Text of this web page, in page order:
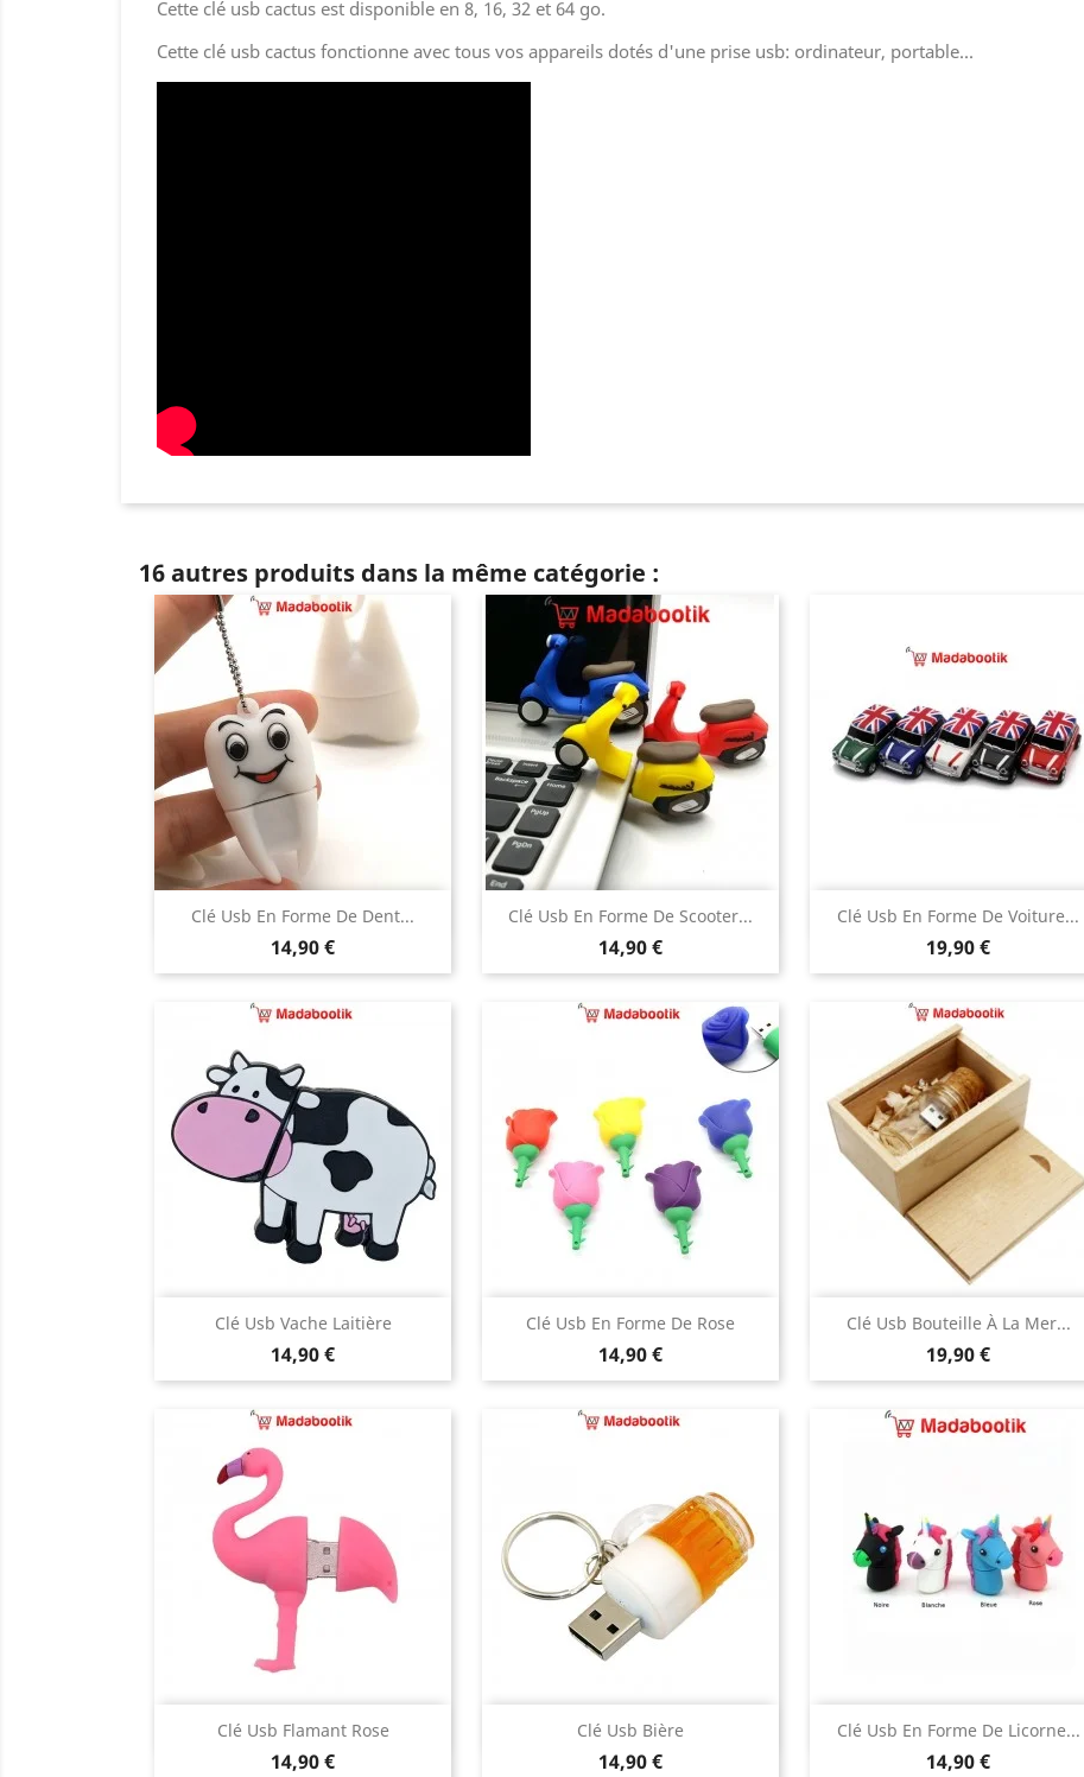
Cette clé usb cactus est disponible en 8, 16, 32 et 64 go.
Cette clé usb cactus fonctionne avec tous vos appareils dotés d'une prise usb: ordinateur, portable...
16 autres produits dans la même catégorie :
Clé Usb En Forme De Dent...
Prix
14,90 €
 Aperçu rapide Clé Usb En Forme De Scooter...
Prix
14,90 €
Aperçu rapide
jaunerouge
Clé Usb En Forme De Voiture...
Prix
19,90 €
Aperçu rapide
blanche
rouge
Clé Usb Vache Laitière
Prix
14,90 €
Aperçu rapide Clé Usb En Forme De Rose
Prix
14,90 €
Aperçu rapide
rougebleu
Clé Usb Bouteille À La Mer...
Prix
19,90 €
 Aperçu rapide
Clé Usb Flamant Rose
Prix
14,90 €
Aperçu rapide Clé Usb Bière
Prix
14,90 €
Aperçu rapide Clé Usb En Forme De Licorne...
Prix
14,90 €
Aperçu rapide
noireblanche
bleu